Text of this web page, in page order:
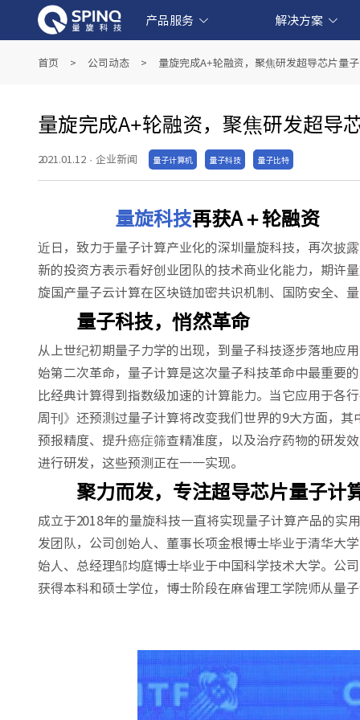
产品服务
产业级超导量子计算机产品
教育级核磁量子计算机产品
线上量子实验平台和软件产品
解决方案
量子教育解决方案
金融科技解决方案
生物医药解决方案
人工智能解决方案
首页 > 公司动态 > 量旋完成A+轮融资，聚焦研发超导芯片量
量旋完成A+轮融资，聚焦研发超导
2021.01.12 · 企业新闻 量子计算机 量子科技 量子比特
量旋科技再获A＋轮融资
近日，致力于量子计算产业化的深圳量旋科技，再次披
新的投资方表示看好创业团队的技术商业化能力，期许
旋国产量子云计算在区块链加密共识机制、国防安全、
量子科技，悄然革命
从上世纪初期量子力学的出现，到量子科技逐步落地应
始第二次革命，量子计算是这次量子科技革命中最重要
比经典计算得到指数级加速的计算能力。当它应用于各
周刊》还预测过量子计算将改变我们世界的9大方面，
预报精度、提升癌症筛查精准度，以及治疗药物的研发
进行研发，这些预测正在一一实现。
聚力而发，专注超导芯片量子计
成立于2018年的量旋科技一直将实现量子计算产品的实
发团队，公司创始人、董事长项金根博士毕业于清华大
始人、总经理邹均庭博士毕业于中国科学技术大学。公
获得本科和硕士学位，博士阶段在麻省理工学院师从量